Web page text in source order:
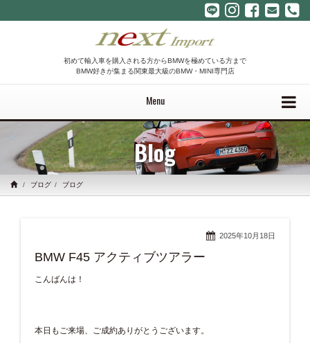
初めて輸入車を購入される方からBMWを極めている方まで
BMW好きが集まる関東最大級のBMW・MINI専門店
Menu
Blog
ブログ ブログ
2025年10月18日
BMW F45 アクティブツアラー
こんばんは！
本日もご来場、ご成約ありがとうございます。